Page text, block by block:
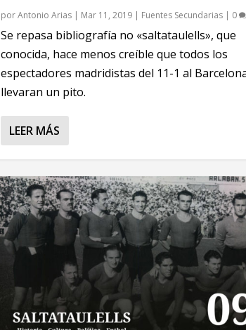
porAntonio Arias| Mar 11, 2019| Fuentes Secundarias| 0
Se repasa bibliografía no «saltataulells», que
conocida, hace menos creíble que todos los
espectadores madridistas del 11-1 al
llevaran un pito.
LEER MÁS